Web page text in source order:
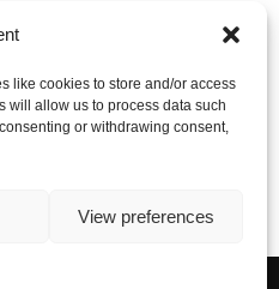
like cookies to store and/or access
will allow us to process data such
or withdrawing consent,
View preferences